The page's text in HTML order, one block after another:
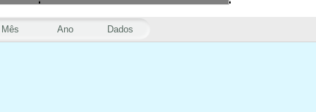
Mês Ano Dados